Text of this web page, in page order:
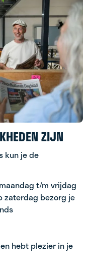
ZIJN
kun je de
t/m vrijdag
zaterdag bezorg je
hebt plezier in je